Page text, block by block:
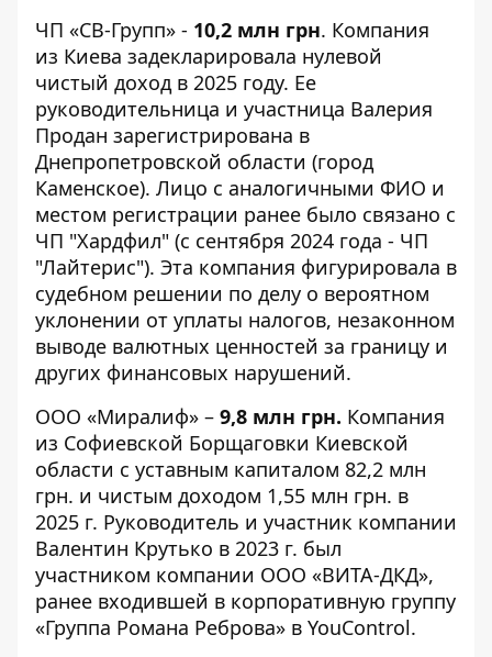
ЧП «СВ-Групп» - 10,2 млн грн. Компания
из Киева задекларировала нулевой
чистый доход в 2025 году. Ее
руководительница и участница Валерия
Продан зарегистрирована в
Днепропетровской области (город
Каменское). Лицо с аналогичными ФИО и
местом регистрации ранее было связано с
ЧП "Хардфил" (с сентября 2024 года - ЧП
"Лайтерис"). Эта компания фигурировала в
судебном решении по делу о вероятном
уклонении от уплаты налогов, незаконном
выводе валютных ценностей за границу и
других финансовых нарушений.
ООО «Миралиф» – 9,8 млн грн. Компания
из Софиевской Борщаговки Киевской
области с уставным капиталом 82,2 млн
грн. и чистым доходом 1,55 млн грн. в
2025 г. Руководитель и участник компании
Валентин Крутько в 2023 г. был
участником компании ООО «ВИТА-ДКД»,
ранее входившей в корпоративную группу
«Группа Романа Реброва» в YouControl.